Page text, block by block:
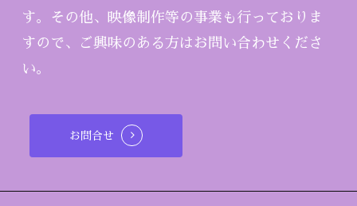
す。その他、映像制作等の事業も行っておりま
すので、ご興味のある方はお問い合わせくださ
い。
お問合せ